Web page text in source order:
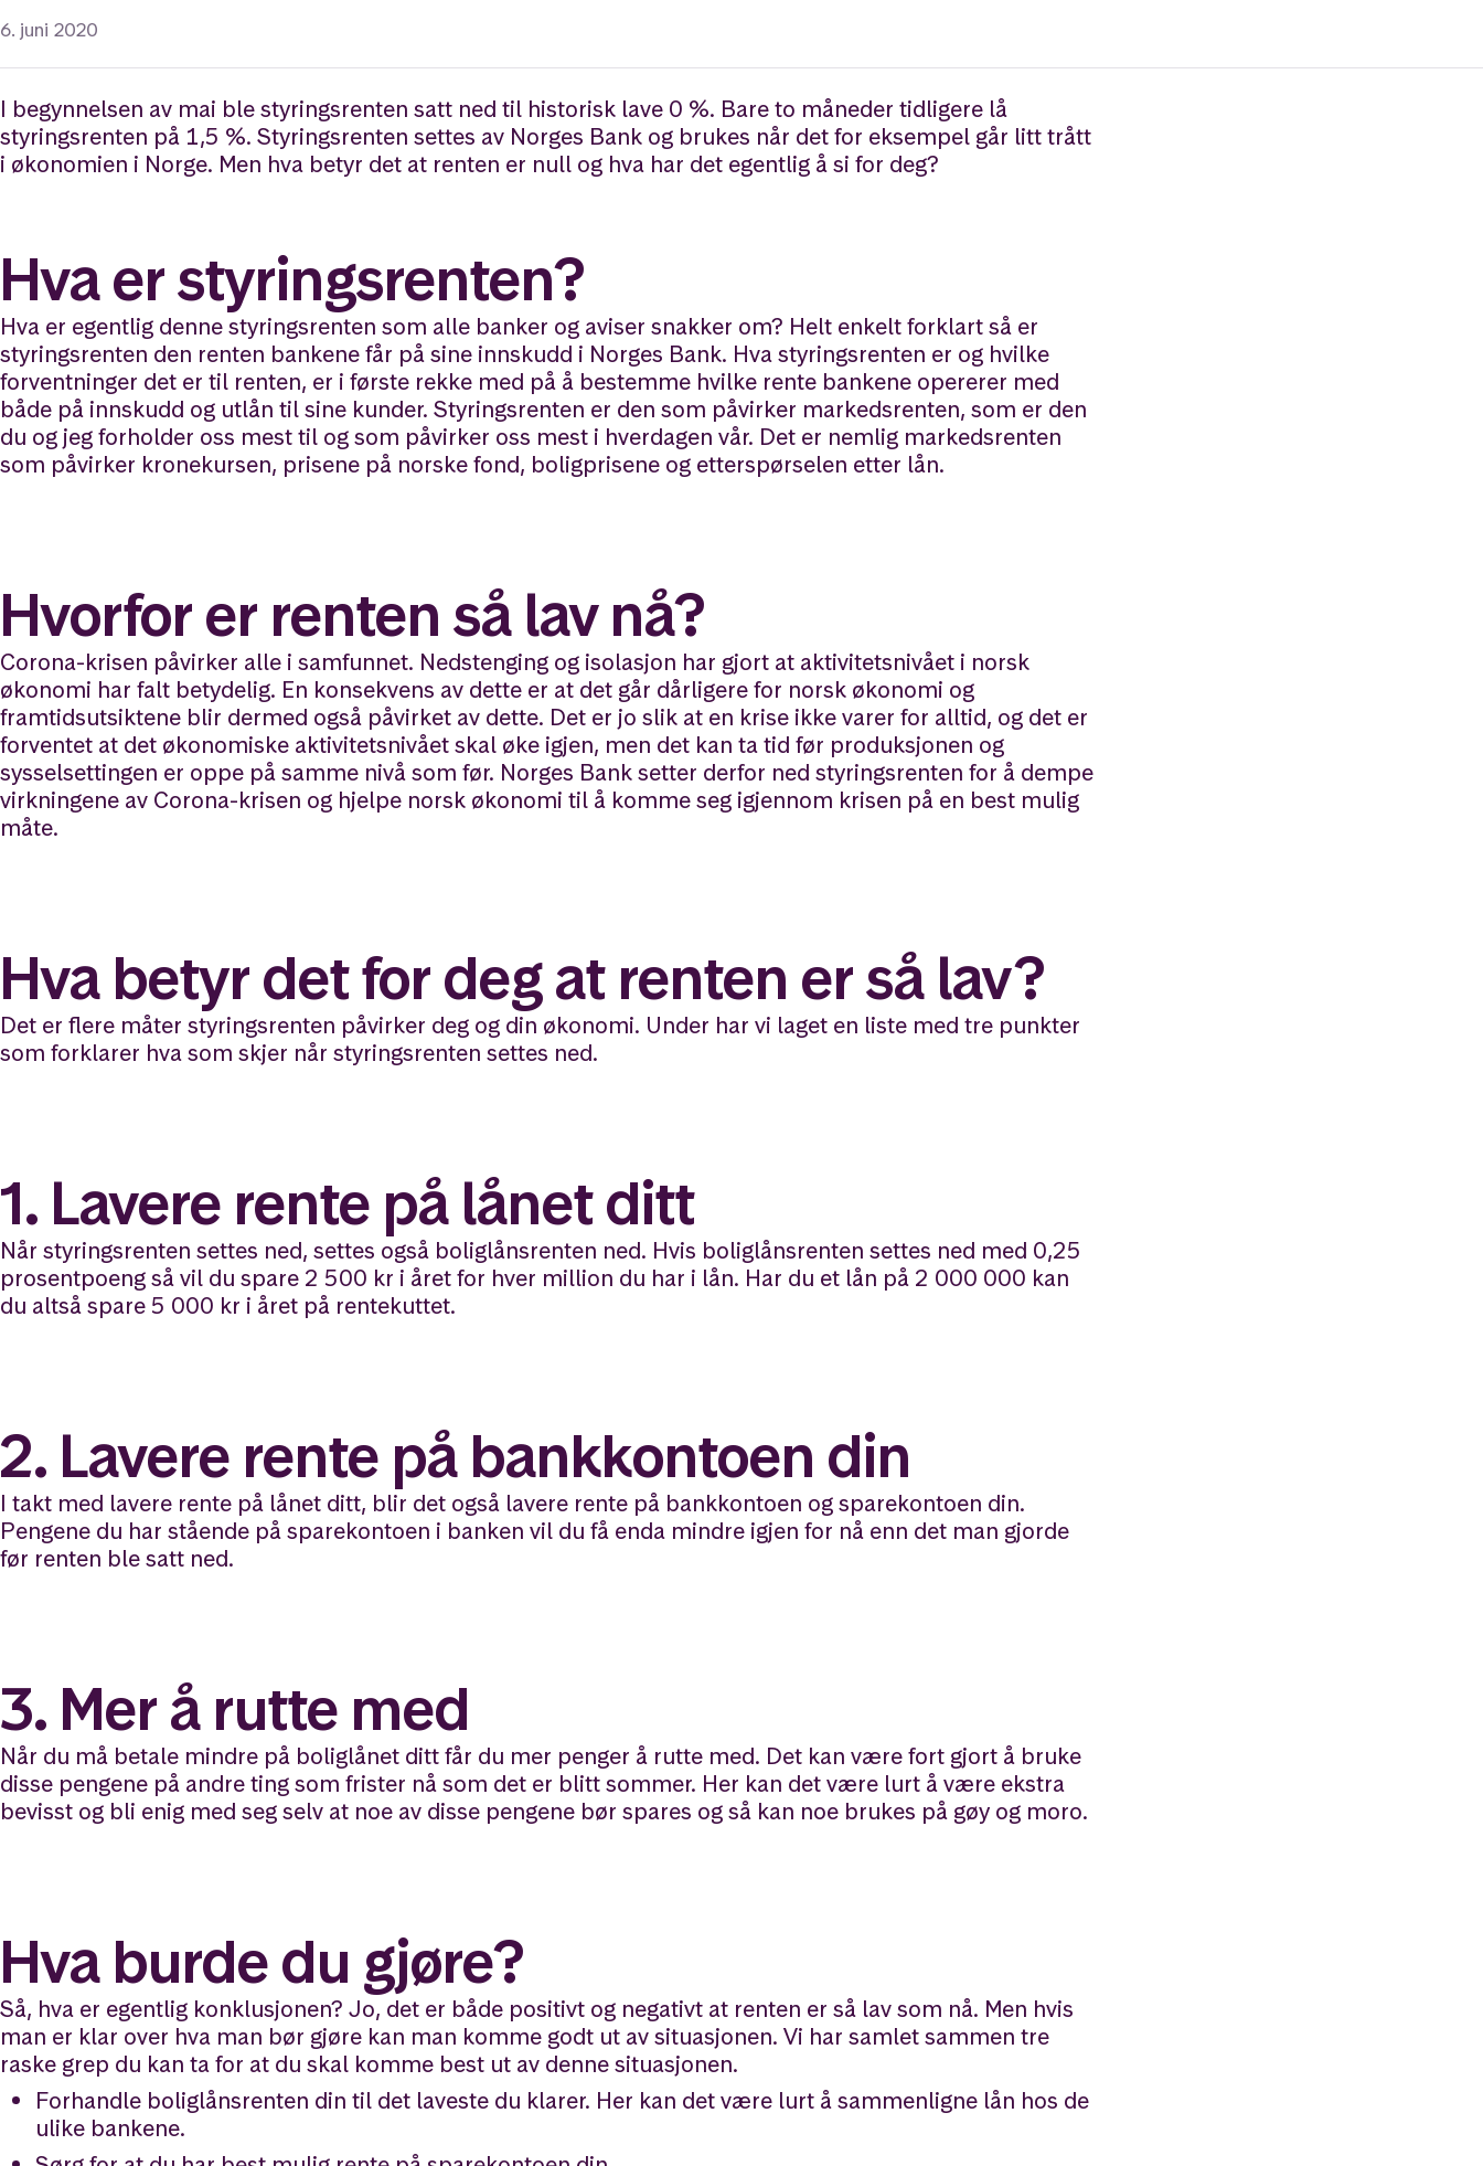
6. juni 2020
I begynnelsen av mai ble styringsrenten satt ned til historisk lave 0 %. Bare to måneder tidligere lå
styringsrenten på 1,5 %. Styringsrenten settes av Norges Bank og brukes når det for eksempel går litt trått
i økonomien i Norge. Men hva betyr det at renten er null og hva har det egentlig å si for deg?
Hva er styringsrenten?
Hva er egentlig denne styringsrenten som alle banker og aviser snakker om? Helt enkelt forklart så er
styringsrenten den renten bankene får på sine innskudd i Norges Bank. Hva styringsrenten er og hvilke
forventninger det er til renten, er i første rekke med på å bestemme hvilke rente bankene opererer med
både på innskudd og utlån til sine kunder. Styringsrenten er den som påvirker markedsrenten, som er den
du og jeg forholder oss mest til og som påvirker oss mest i hverdagen vår. Det er nemlig markedsrenten
som påvirker kronekursen, prisene på norske fond, boligprisene og etterspørselen etter lån.
Hvorfor er renten så lav nå?
Corona-krisen påvirker alle i samfunnet. Nedstenging og isolasjon har gjort at aktivitetsnivået i norsk
økonomi har falt betydelig. En konsekvens av dette er at det går dårligere for norsk økonomi og
framtidsutsiktene blir dermed også påvirket av dette. Det er jo slik at en krise ikke varer for alltid, og det er
forventet at det økonomiske aktivitetsnivået skal øke igjen, men det kan ta tid før produksjonen og
sysselsettingen er oppe på samme nivå som før. Norges Bank setter derfor ned styringsrenten for å dempe
virkningene av Corona-krisen og hjelpe norsk økonomi til å komme seg igjennom krisen på en best mulig
måte.
Hva betyr det for deg at renten er så lav?
Det er flere måter styringsrenten påvirker deg og din økonomi. Under har vi laget en liste med tre punkter
som forklarer hva som skjer når styringsrenten settes ned.
1. Lavere rente på lånet ditt
Når styringsrenten settes ned, settes også boliglånsrenten ned. Hvis boliglånsrenten settes ned med 0,25
prosentpoeng så vil du spare 2 500 kr i året for hver million du har i lån. Har du et lån på 2 000 000 kan
du altså spare 5 000 kr i året på rentekuttet.
2. Lavere rente på bankkontoen din
I takt med lavere rente på lånet ditt, blir det også lavere rente på bankkontoen og sparekontoen din.
Pengene du har stående på sparekontoen i banken vil du få enda mindre igjen for nå enn det man gjorde
før renten ble satt ned.
3. Mer å rutte med
Når du må betale mindre på boliglånet ditt får du mer penger å rutte med. Det kan være fort gjort å bruke
disse pengene på andre ting som frister nå som det er blitt sommer. Her kan det være lurt å være ekstra
bevisst og bli enig med seg selv at noe av disse pengene bør spares og så kan noe brukes på gøy og moro.
Hva burde du gjøre?
Så, hva er egentlig konklusjonen? Jo, det er både positivt og negativt at renten er så lav som nå. Men hvis
man er klar over hva man bør gjøre kan man komme godt ut av situasjonen. Vi har samlet sammen tre
raske grep du kan ta for at du skal komme best ut av denne situasjonen.
Forhandle boliglånsrenten din til det laveste du klarer. Her kan det være lurt å sammenligne lån hos de
ulike bankene.